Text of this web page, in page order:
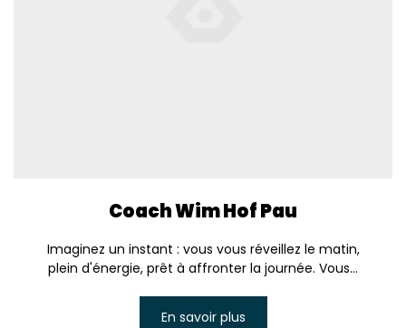
Coach Wim Hof Pau
Imaginez un instant : vous vous réveillez le matin,
plein d'énergie, prêt à affronter la journée. Vous...
En savoir plus